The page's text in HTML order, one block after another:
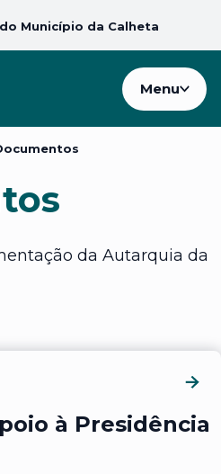
Município da Calheta
Menu
da Autarquia da
à Presidência